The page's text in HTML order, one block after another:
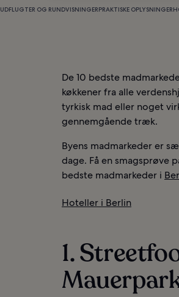
UDFLUGTER OG RUNDVISNINGERPRAKTISKE OPLYSNINGER
De 10 bedste
køkkener fra alle
tyrkisk mad eller noget
gennemgående træk.
Byens madmarkeder er
dage. Få en smagsprøve
bedste madmarkeder i
Hoteller i Berlin
1.